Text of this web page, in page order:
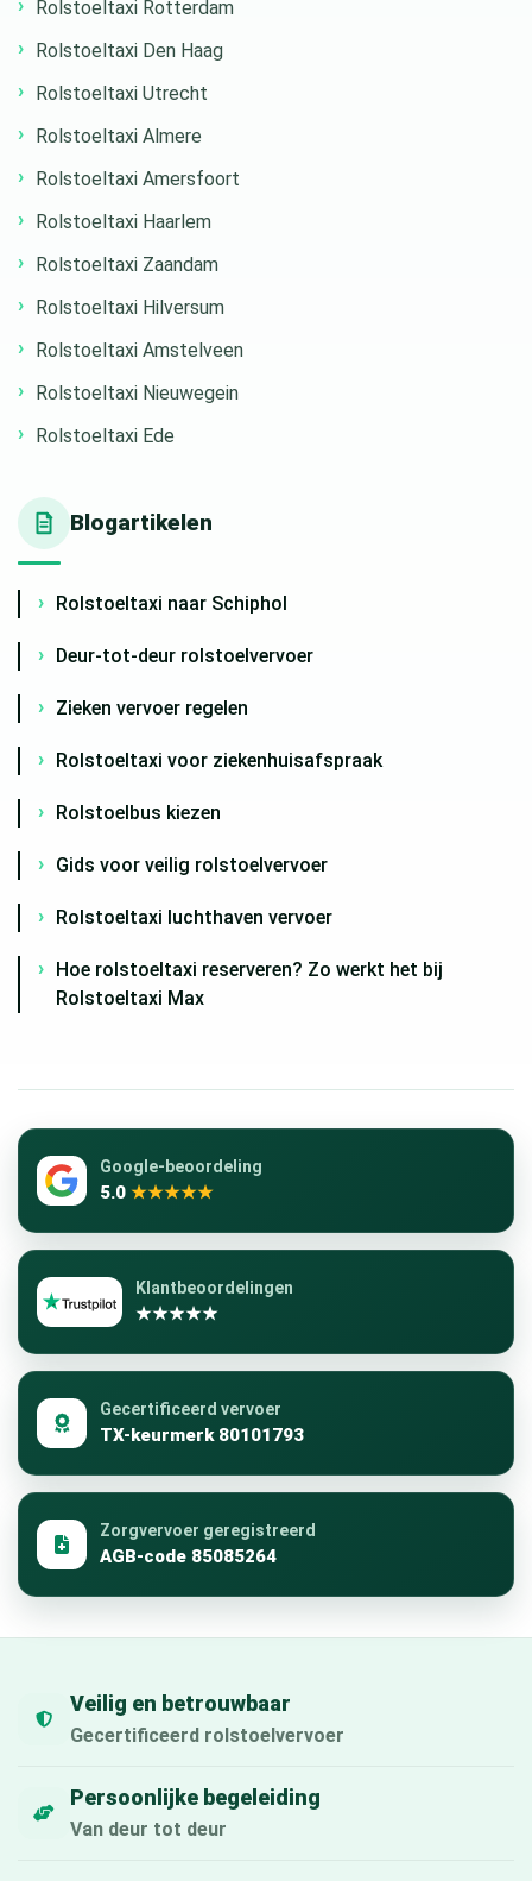
Rolstoeltaxi Rotterdam
Rolstoeltaxi Den Haag
Rolstoeltaxi Utrecht
Rolstoeltaxi Almere
Rolstoeltaxi Amersfoort
Rolstoeltaxi Haarlem
Rolstoeltaxi Zaandam
Rolstoeltaxi Hilversum
Rolstoeltaxi Amstelveen
Rolstoeltaxi Nieuwegein
Rolstoeltaxi Ede
Blogartikelen
Rolstoeltaxi naar Schiphol
Deur-tot-deur rolstoelvervoer
Zieken vervoer regelen
Rolstoeltaxi voor ziekenhuisafspraak
Rolstoelbus kiezen
Gids voor veilig rolstoelvervoer
Rolstoeltaxi luchthaven vervoer
Hoe rolstoeltaxi reserveren? Zo werkt het bij
Rolstoeltaxi Max
Google-beoordeling
5.0 ★★★★★
Klantbeoordelingen
★★★★★
Gecertificeerd vervoer
TX-keurmerk 80101793
Zorgvervoer geregistreerd
AGB-code 85085264
Veilig en betrouwbaar
Gecertificeerd rolstoelvervoer
Persoonlijke begeleiding
Van deur tot deur